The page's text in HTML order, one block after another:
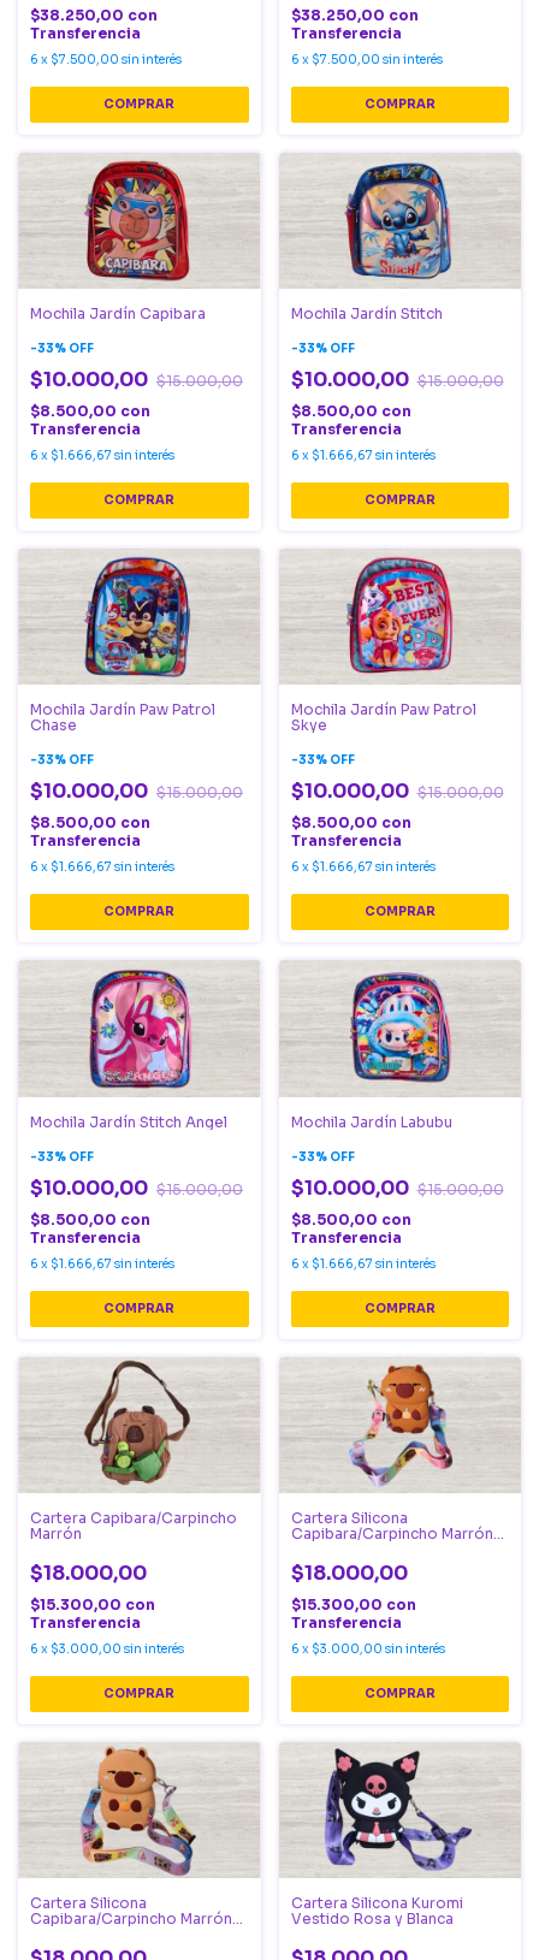
$38.250,00 con
Transferencia
6 x $7.500,00 sin interés
$38.250,00 con
Transferencia
6 x $7.500,00 sin interés
Mochila Jardín Capibara
-33% OFF
$10.000,00 $15.000,00
$8.500,00 con
Transferencia
6 x $1.666,67 sin interés
Mochila Jardín Stitch
-33% OFF
$10.000,00 $15.000,00
$8.500,00 con
Transferencia
6 x $1.666,67 sin interés
Mochila Jardín Paw Patrol
Chase
-33% OFF
$10.000,00 $15.000,00
$8.500,00 con
Transferencia
6 x $1.666,67 sin interés
Mochila Jardín Paw Patrol
Skye
-33% OFF
$10.000,00 $15.000,00
$8.500,00 con
Transferencia
6 x $1.666,67 sin interés
Mochila Jardín Stitch Angel
-33% OFF
$10.000,00 $15.000,00
$8.500,00 con
Transferencia
6 x $1.666,67 sin interés
Mochila Jardín Labubu
-33% OFF
$10.000,00 $15.000,00
$8.500,00 con
Transferencia
6 x $1.666,67 sin interés
Cartera Capibara/Carpincho
Marrón
$18.000,00
$15.300,00 con
Transferencia
6 x $3.000,00 sin interés
Cartera Silicona
Capibara/Carpincho Marrón
$18.000,00
$15.300,00 con
Transferencia
6 x $3.000,00 sin interés
Cartera Silicona
Capibara/Carpincho Marrón
Cartera Silicona Kuromi
Vestido Rosa y Blanca